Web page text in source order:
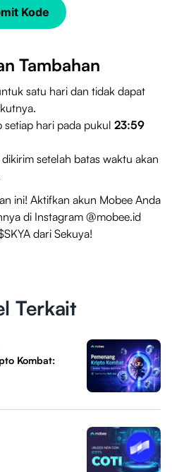
Kode
Tambahan
satu hari dan tidak dapat
hari pada pukul 23:59
setelah batas waktu akan
ini! Aktifkan akun Mobee Anda
di Instagram @mobee.id
dari Sekuya!
Terkait
Kombat: